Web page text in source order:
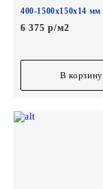
400-1500х150х14 мм
6 375 р/м2
В корзину